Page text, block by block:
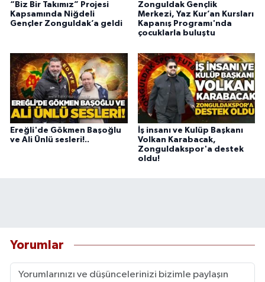
“Biz Bir Takımız” Projesi
Kapsamında Niğdeli
Gençler Zonguldak’a geldi
Zonguldak Gençlik
Merkezi, Yaz Kur’an Kursları
Kapanış Programı'nda
çocuklarla buluştu
Ereğli'de Gökmen Başoğlu
ve Ali Ünlü sesleri!..
İş insanı ve Kulüp Başkanı
Volkan Karabacak,
Zonguldakspor'a destek
oldu!
Yorumlar